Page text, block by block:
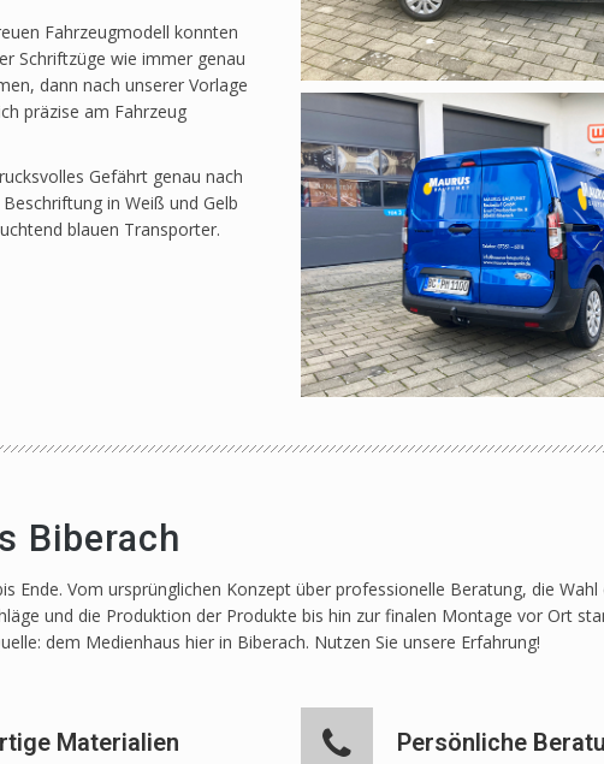
Fahrzeugmodell konnten
Schriftzüge wie immer genau
dann nach unserer Vorlage
präzise am Fahrzeug
Gefährt genau nach
in Weiß und Gelb
blauen Transporter.
Biberach
Ende. Vom ursprünglichen Konzept über professionelle Beratung, die
und die Produktion der Produkte bis hin zur finalen Montage vor Ort
dem Medienhaus hier in Biberach. Nutzen Sie unsere Erfahrung!
Materialien Persönliche